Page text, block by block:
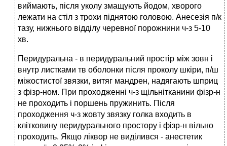
виймають, після уколу змащують йодом, хворого
лежати на стіл з трохи піднятою головою. Анесезія п/к
тазу, нижнього відділу черевної порожнини ч-з 5-10
хв.
Перидуральна - в перидуральний простір між зовн і
внутр листками тв оболонки після проколу шкіри, п/ш
міжостистої звязки, витяг мандрен, надягають шприц
з фізр-ном. При проходженні ч-з щільнітканини фізр-н
не проходить і поршень пружинить. Після
проходження ч-з жовту звязку голка входить в
клітковину перидурального простору і фізр-н вільно
проходить. Якщо ліквор не виділився - анестетик